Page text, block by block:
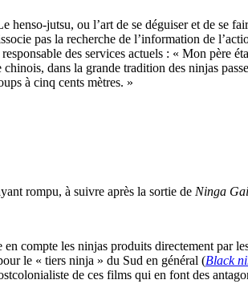
jutsu, ou l’art de se déguiser et de se
pas la recherche de l’information de
des services actuels : « Mon père
dans la grande tradition des ninjas
à cinq cents mètres. »
rompu, à suivre après la sortie de Ninga
compte les ninjas produits directement par
le « tiers ninja » du Sud en général (Black
de ces films qui en font des